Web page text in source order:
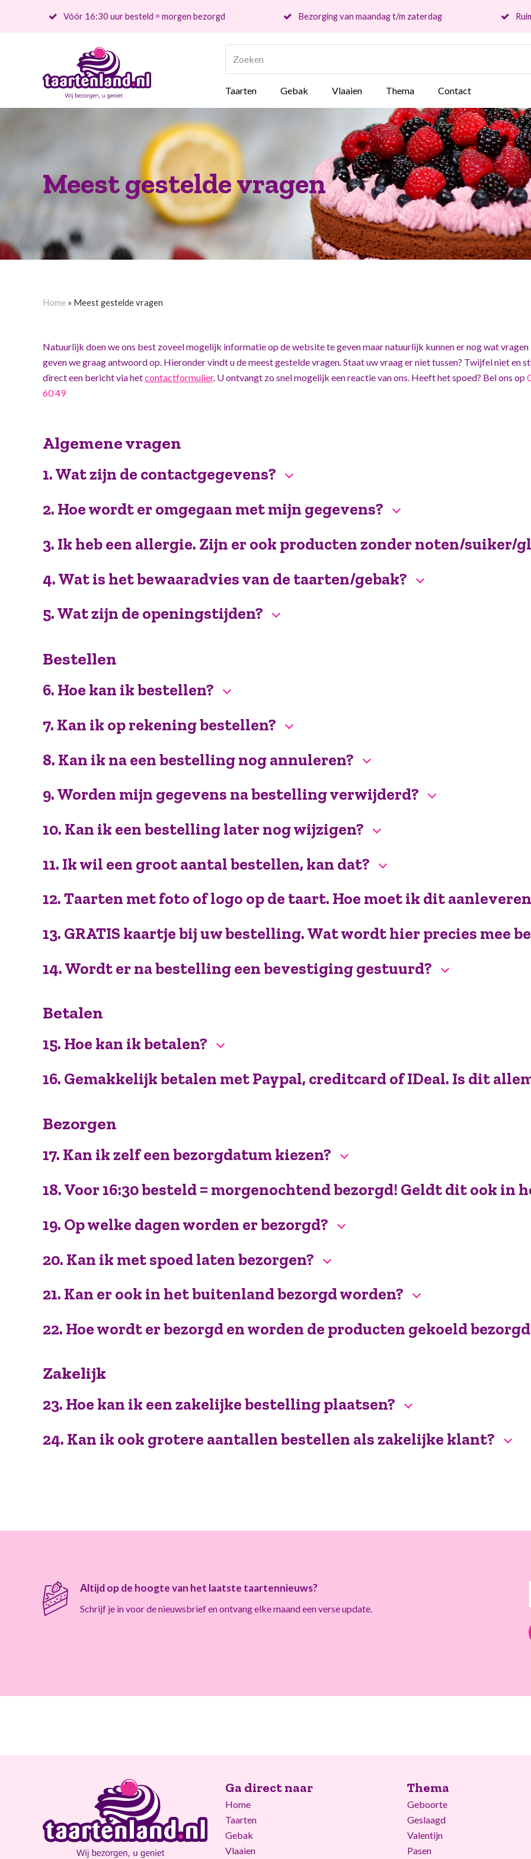
Vóór 16:30 uur besteld = morgen bezorgd Bezorging van maandag t/m zaterdag
Taarten Gebak Vlaaien Thema Contact
Meest gestelde vragen
Home » Meest gestelde vragen
Natuurlijk doen we ons best zoveel mogelijk informatie op de website te geven maar natuurlijk kunnen er nog wat vragen
geven we graag antwoord op. Hieronder vindt u de meest gestelde vragen. Staat uw vraag er niet tussen? Twijfel niet en
direct een bericht via hetcontactformulier. U ontvangt zo snel mogelijk een reactie van ons. Heeft het spoed? Bel ons op
60 49
Algemene vragen
1. Wat zijn de contactgegevens?
2. Hoe wordt er omgegaan met mijn gegevens?
3. Ik heb een allergie. Zijn er ook producten zonder noten/suiker/
4. Wat is het bewaaradvies van de taarten/gebak?
5. Wat zijn de openingstijden?
Bestellen
6. Hoe kan ik bestellen?
7. Kan ik op rekening bestellen?
8. Kan ik na een bestelling nog annuleren?
9. Worden mijn gegevens na bestelling verwijderd?
10. Kan ik een bestelling later nog wijzigen?
11. Ik wil een groot aantal bestellen, kan dat?
12. Taarten met foto of logo op de taart. Hoe moet ik dit
13. GRATIS kaartje bij uw bestelling. Wat wordt hier precies mee
14. Wordt er na bestelling een bevestiging gestuurd?
Betalen
15. Hoe kan ik betalen?
16. Gemakkelijk betalen met Paypal, creditcard of IDeal. Is dit
Bezorgen
17. Kan ik zelf een bezorgdatum kiezen?
18. Voor 16:30 besteld = morgenochtend bezorgd! Geldt dit ook in
19. Op welke dagen worden er bezorgd?
20. Kan ik met spoed laten bezorgen?
21. Kan er ook in het buitenland bezorgd worden?
22. Hoe wordt er bezorgd en worden de producten gekoeld
Zakelijk
23. Hoe kan ik een zakelijke bestelling plaatsen?
24. Kan ik ook grotere aantallen bestellen als zakelijke klant?
Altijd op de hoogte van het laatste taartennieuws?
Schrijf je in voor de nieuwsbrief en ontvang elke maand een verse update.
Ga direct naar
Home
Taarten
Gebak
Vlaaien
Thema
Geboorte
Geslaagd
Valentijn
Pasen